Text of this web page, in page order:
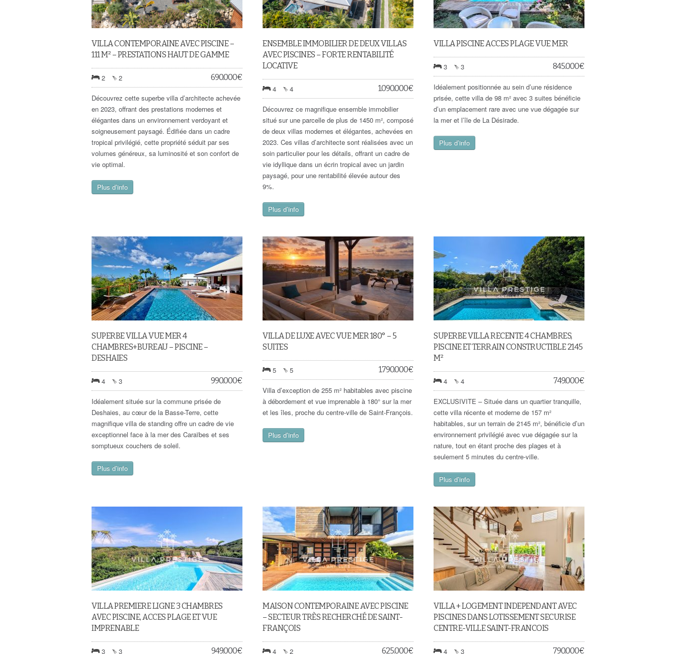
VILLA CONTEMPORAINE AVEC PISCINE –
111 M² – PRESTATIONS HAUT DE GAMME
2 2 690.000€
Découvrez cette superbe villa d’architecte achevée
en 2023, offrant des prestations modernes et
élégantes dans un environnement verdoyant et
soigneusement paysagé. Édifiée dans un cadre
tropical privilégié, cette propriété séduit par ses
volumes généreux, sa luminosité et son confort de
vie optimal.
Plus d’info
ENSEMBLE IMMOBILIER DE DEUX VILLAS
AVEC PISCINES – FORTE RENTABILITÉ
LOCATIVE
4 4 1.090.000€
Découvrez ce magnifique ensemble immobilier
situé sur une parcelle de plus de 1450 m², composé
de deux villas modernes et élégantes, achevées en
2023. Ces villas d’architecte sont réalisées avec un
soin particulier pour les détails, offrant un cadre de
vie idyllique dans un écrin tropical avec un jardin
paysagé, pour une rentabilité élevée autour des
9%.
Plus d’info
VILLA PISCINE ACCES PLAGE VUE MER
3 3 845.000€
Idéalement positionnée au sein d’une résidence
prisée, cette villa de 98 m² avec 3 suites bénéficie
d’un emplacement rare avec une vue dégagée sur
la mer et l’île de La Désirade.
Plus d’info
SUPERBE VILLA VUE MER 4
CHAMBRES+BUREAU – PISCINE –
DESHAIES
4 3 990.000€
Idéalement située sur la commune prisée de
Deshaies, au cœur de la Basse-Terre, cette
magnifique villa de standing offre un cadre de vie
exceptionnel face à la mer des Caraïbes et ses
somptueux couchers de soleil.
Plus d’info
VILLA DE LUXE AVEC VUE MER 180° – 5
SUITES
5 5 1.790.000€
Villa d’exception de 255 m² habitables avec piscine
à débordement et vue imprenable à 180° sur la mer
et les îles, proche du centre-ville de Saint-François.
Plus d’info
SUPERBE VILLA RECENTE 4 CHAMBRES,
PISCINE ET TERRAIN CONSTRUCTIBLE 2145
M²
4 4 749.000€
EXCLUSIVITE – Située dans un quartier tranquille,
cette villa récente et moderne de 157 m²
habitables, sur un terrain de 2145 m², bénéficie d’un
environnement privilégié avec vue dégagée sur la
nature, tout en étant proche des plages et à
seulement 5 minutes du centre-ville.
Plus d’info
VILLA PREMIERE LIGNE 3 CHAMBRES
AVEC PISCINE, ACCES PLAGE ET VUE
IMPRENABLE
3 3 949.000€
MAISON CONTEMPORAINE AVEC PISCINE
– SECTEUR TRÈS RECHERCHÉ DE SAINT-
FRANÇOIS
4 2 625.000€
VILLA + LOGEMENT INDEPENDANT AVEC
PISCINES DANS LOTISSEMENT SECURISE
CENTRE-VILLE SAINT-FRANCOIS
4 3 790.000€